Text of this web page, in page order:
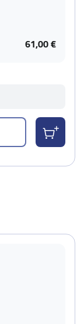
61,00 €